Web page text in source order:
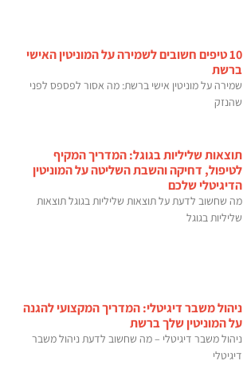
10 טיפים חשובים לשמירה על המוניטין האישי
ברשת
שמירה על מוניטין אישי ברשת: מה אסור לפספס לפני
שהנזק
תוצאות שליליות בגוגל: המדריך המקיף
לטיפול, דחיקה והשבת השליטה על המוניטין
הדיגיטלי שלכם
מה שחשוב לדעת על תוצאות שליליות בגוגל תוצאות
שליליות בגוגל
ניהול משבר דיגיטלי: המדריך המקצועי להגנה
על המוניטין שלך ברשת
ניהול משבר דיגיטלי – מה שחשוב לדעת ניהול משבר
דיגיטלי